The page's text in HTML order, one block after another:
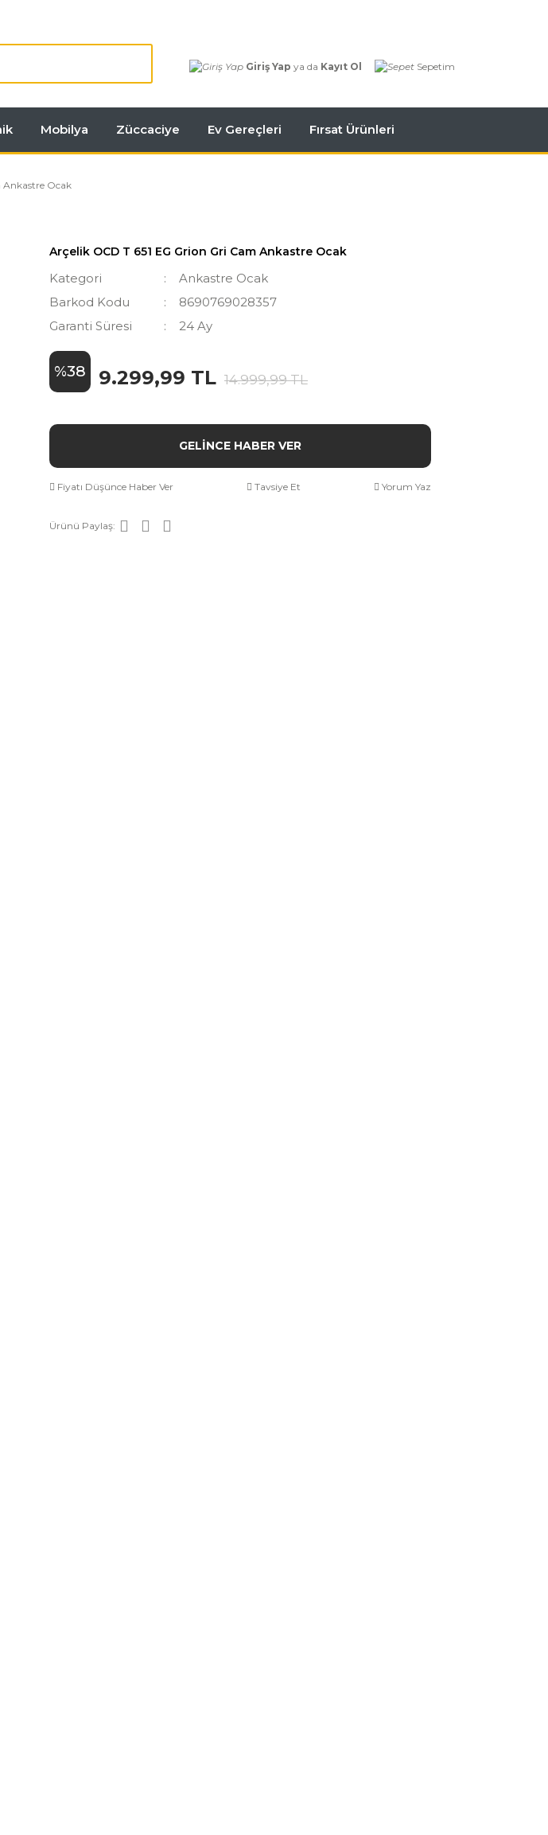
Giriş Yap ya da Kayıt Ol Sepetim
Mobilya Züccaciye Ev Gereçleri Fırsat Ürünleri
Ankastre Ocak
Arçelik OCD T 651 EG Grion Gri Cam Ankastre Ocak
Kategori
Ankastre Ocak
Barkod Kodu
8690769028357
Garanti Süresi
24 Ay
%38 9.299,99 TL 14.999,99 TL
GELİNCE HABER VER
Fiyatı Düşünce Haber Ver Tavsiye Et Yorum Yaz
Ürünü Paylaş: